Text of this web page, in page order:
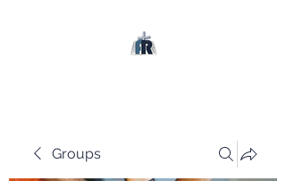
Groups